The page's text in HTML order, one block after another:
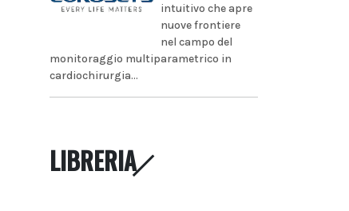
intuitivo che apre
nuove frontiere
nel campo del
monitoraggio multiparametrico in
cardiochirurgia...
LIBRERIA